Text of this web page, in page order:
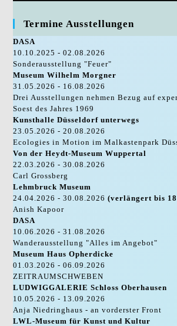
Termine Ausstellungen
DASA
10.10.2025 - 02.08.2026
Sonderausstellung "Feuer"
Museum Wilhelm Morgner
31.05.2026 - 16.08.2026
Drei Ausstellungen nehmen Bezug auf
Soest des Jahres 1969
Kunsthalle Düsseldorf unterwegs
23.05.2026 - 20.08.2026
Ecologies in Motion im Malkastenpark
Von der Heydt-Museum Wuppertal
22.03.2026 - 30.08.2026
Carl Grossberg
Lehmbruck Museum
24.04.2026 - 30.08.2026(verlängert bis
Anish Kapoor
DASA
10.06.2026 - 31.08.2026
Wanderausstellung "Alles im Angebot"
Museum Haus Opherdicke
01.03.2026 - 06.09.2026
ZEITRAUMSCHWEBEN
LUDWIGGALERIE Schloss Oberhausen
10.05.2026 - 13.09.2026
Anja Niedringhaus - an vorderster Front
LWL-Museum für Kunst und Kultur